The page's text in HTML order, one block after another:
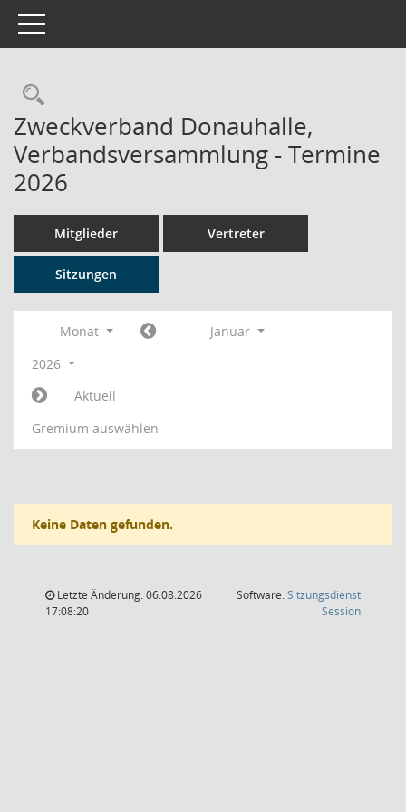
Toggle navigation
Rechercheauswahl
Zweckverband Donauhalle,
Verbandsversammlung - Termine
2026
Mitglieder Vertreter
Sitzungen
Monat
Januar
2026
Aktuell
Gremium auswählen
Keine Daten gefunden.
Letzte Änderung: 06.08.2026
17:08:20
Software:Sitzungsdienst
Session(Wird in